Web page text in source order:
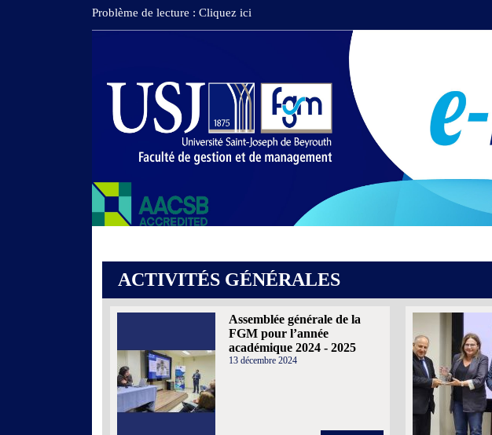
Problème de lecture : Cliquez ici
ACTIVITÉS GÉNÉRALES
Assemblée générale de la
FGM pour l’année
académique 2024 - 2025
13 décembre 2024